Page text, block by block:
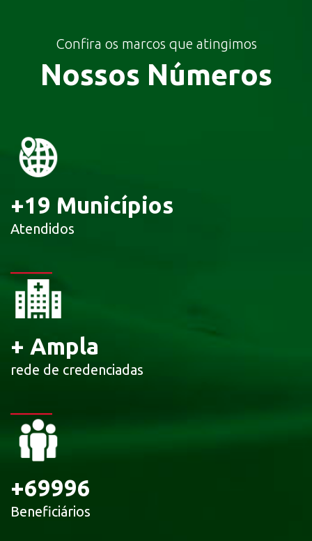
Confira os marcos que atingimos
Nossos Números
+19 Municípios
Atendidos
+ Ampla
rede de credenciadas
+69996
Beneficiários